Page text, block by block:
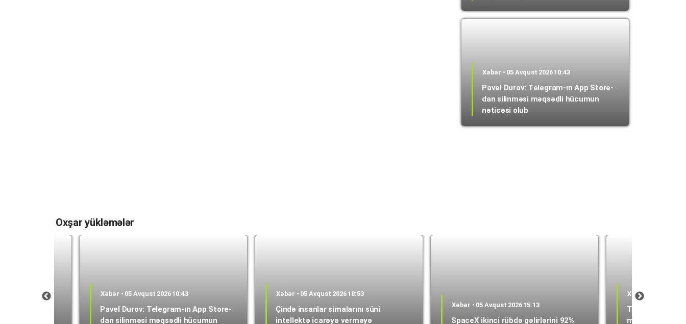
Xəbər • 05 Avqust 2026 10:43
Pavel Durov: Telegram-ın App Store-
dan silinməsi məqsədli hücumun
nəticəsi olub
Oxşar yükləmələr
Xəbər • 05 Avqust 2026 10:43
Pavel Durov: Telegram-ın App Store-
dan silinməsi məqsədli hücumun
Xəbər • 05 Avqust 2026 18:53
Çində insanlar simalarını süni
intellektə icarəyə verməyə
Xəbər • 05 Avqust 2026 15:13
SpaceX ikinci rübdə gəlirlərini 92%
Xəbər • 05 Avqust
Texasda 1800-
mərkəzi